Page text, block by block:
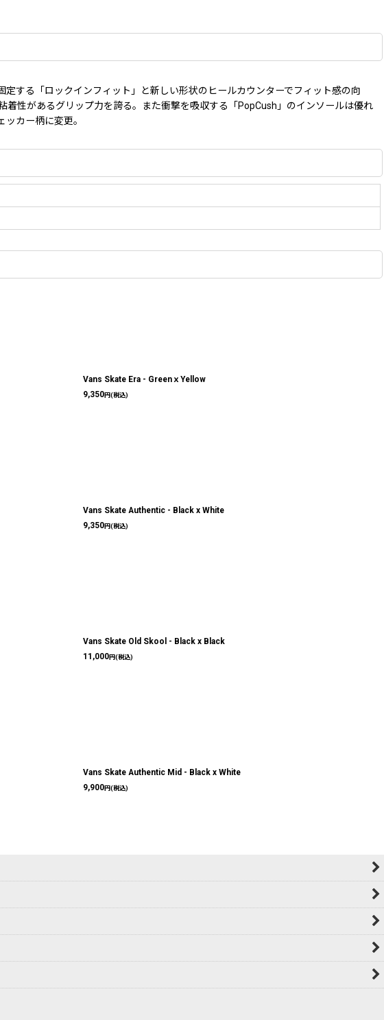
する「ロックインフィット」と新しい形状のヒールカウンターでフィット感の向
性があるグリップ力を誇る。また衝撃を吸収する「PopCush」のインソールは優れ
カー柄に変更。
Vans Skate Era - GreenｘYellow
9,350円(税込)
Vans Skate Authentic - Black x White
9,350円(税込)
Vans Skate Old Skool - Black x Black
11,000円(税込)
Vans Skate Authentic Mid - Black x White
9,900円(税込)